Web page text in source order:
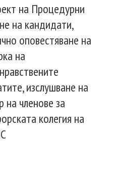
на Процедурни
на кандидати,
оповестяване на
на
изслушване на
на членове за
колегия на